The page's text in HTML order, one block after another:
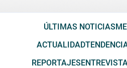
ÚLTIMAS NOTICIAS
ACTUALIDAD
REPORTAJES